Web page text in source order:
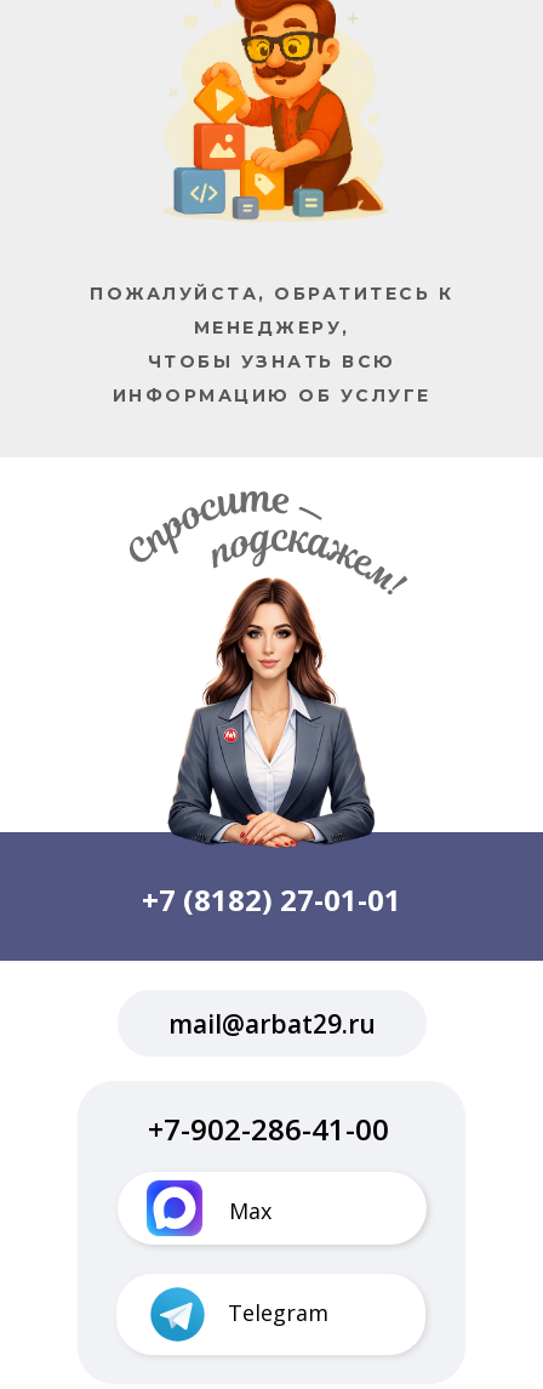
ПОЖАЛУЙСТА, ОБРАТИТЕСЬ К
МЕНЕДЖЕРУ,
ЧТОБЫ УЗНАТЬ ВСЮ
ИНФОРМАЦИЮ ОБ УСЛУГЕ
mail@arbat29.ru
+7 (8182) 27-01-01
Max
+7-902-286-41-00
Telegram